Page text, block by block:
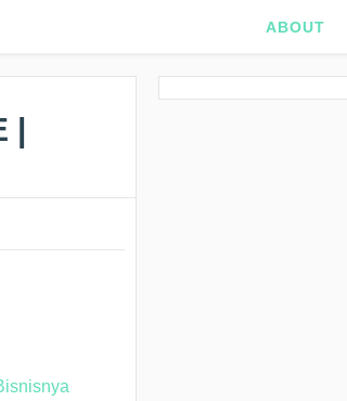
ABOUT
|